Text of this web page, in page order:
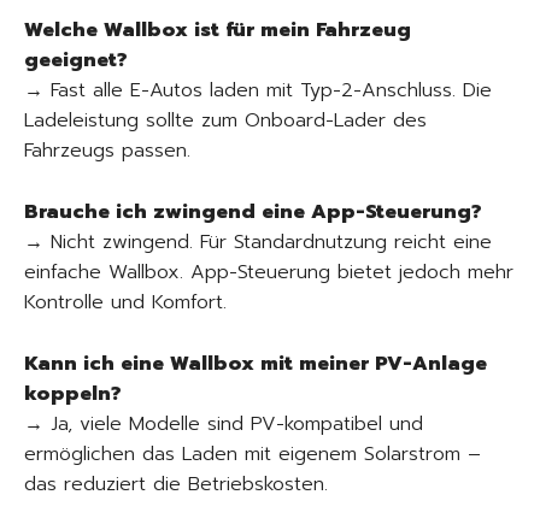
Welche Wallbox ist für mein Fahrzeug
geeignet?
→ Fast alle E-Autos laden mit Typ-2-Anschluss. Die
Ladeleistung sollte zum Onboard-Lader des
Fahrzeugs passen.
Brauche ich zwingend eine App-Steuerung?
→ Nicht zwingend. Für Standardnutzung reicht eine
einfache Wallbox. App-Steuerung bietet jedoch mehr
Kontrolle und Komfort.
Kann ich eine Wallbox mit meiner PV-Anlage
koppeln?
→ Ja, viele Modelle sind PV-kompatibel und
ermöglichen das Laden mit eigenem Solarstrom –
das reduziert die Betriebskosten.